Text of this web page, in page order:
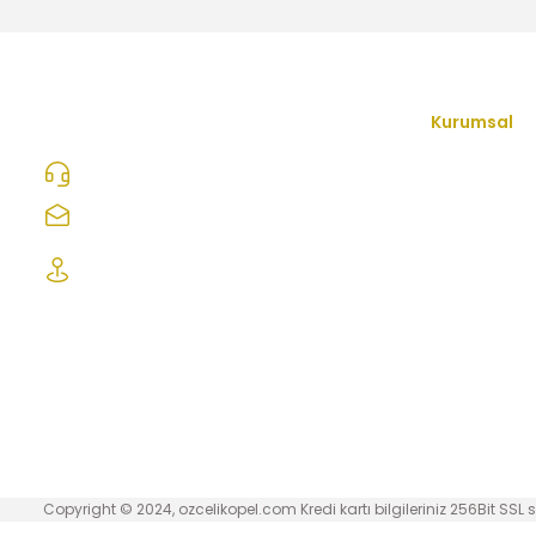
Peugeot Rifter 1.5 Dizel Kızdırma Bujisi - Eurorepar
Kurumsal
Copyright © 2024, ozcelikopel.com Kredi kartı bilgileriniz 256Bit SSL